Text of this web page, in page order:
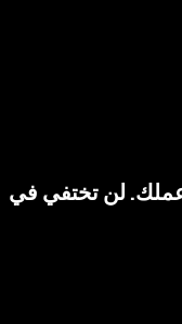
لن تختفي في
لنتختفي في